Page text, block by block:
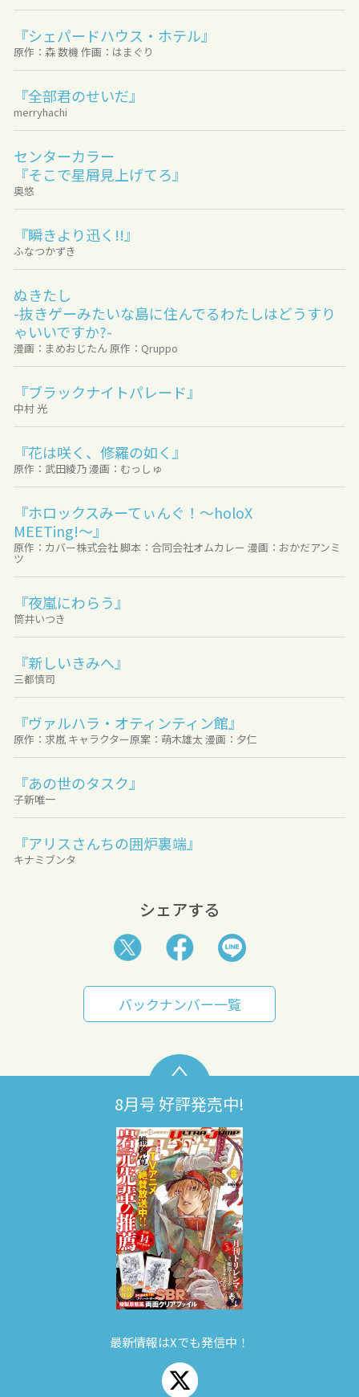
『シェパードハウス・ホテル』
原作：森 数機 作画：はまぐり
『全部君のせいだ』
merryhachi
センターカラー
『そこで星屑見上げてろ』
奥悠
『瞬きより迅く!!』
ふなつかずき
ぬきたし
-抜きゲーみたいな島に住んでるわたしはどうすり
ゃいいですか?-
漫画：まめおじたん 原作：Qruppo
『ブラックナイトパレード』
中村 光
『花は咲く、修羅の如く』
原作：武田綾乃 漫画：むっしゅ
『ホロックスみーてぃんぐ！〜holoX
MEETing!〜』
原作：カバー株式会社 脚本：合同会社オムカレー 漫画：おかだアンミ
ツ
『夜嵐にわらう』
筒井いつき
『新しいきみへ』
三都慎司
『ヴァルハラ・オティンティン館』
原作：求嵐 キャラクター原案：萌木雄太 漫画：夕仁
『あの世のタスク』
子新唯一
『アリスさんちの囲炉裏端』
キナミブンタ
シェアする
バックナンバー一覧
8月号 好評発売中!
最新情報はXでも発信中！